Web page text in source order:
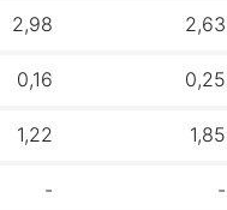
2,98 2,63
0,16 0,25
1,22 1,85
- -